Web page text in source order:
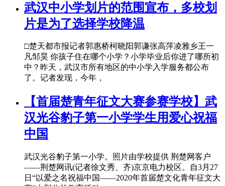
武汉中小学划片的范围宣布，多校划
片是为了选择学校降温
□楚天都市报记者郭惠桥柯晓阳郭谦张高萍凌雅乡王一
凡邹昊 你孩子住在哪个小学？小学毕业后你进了哪所初
中？昨天，武汉市所有地区的中小学入学服务都公布
了。记者发现，今年，
【首届楚青年征文大赛参赛学校】武
汉光谷豹子第一小学学生用爱心祝福
中国
武汉光谷豹子第一小学。照片由学校提供 荆楚网客户
——荆楚网讯(记者徐文秀、齐)京京电力校区。自3月27
日“以爱之名祝福中国——2020年首届楚文化青年征文大